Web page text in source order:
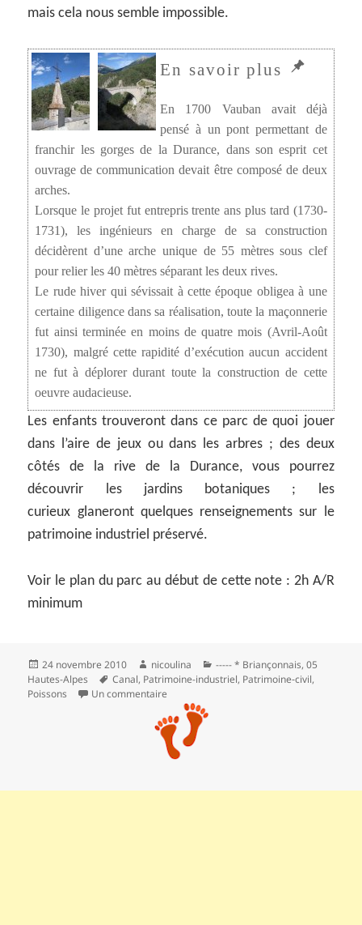
mais cela nous semble impossible.
En 1700 Vauban avait déjà
pensé à un pont permettant de
franchir les gorges de la Durance, dans son esprit cet
ouvrage de communication devait être composé de deux
arches.
Lorsque le projet fut entrepris trente ans plus tard (1730-
1731), les ingénieurs en charge de sa construction
décidèrent d’une arche unique de 55 mètres sous clef
pour relier les 40 mètres séparant les deux rives.
Le rude hiver qui sévissait à cette époque obligea à une
certaine diligence dans sa réalisation, toute la maçonnerie
fut ainsi terminée en moins de quatre mois (Avril-Août
1730), malgré cette rapidité d’exécution aucun accident
ne fut à déplorer durant toute la construction de cette
oeuvre audacieuse.
Les enfants trouveront dans ce parc de quoi jouer
dans l’aire de jeux ou dans les arbres ; des deux
côtés de la rive de la Durance, vous pourrez
découvrir les jardins botaniques ; les
curieux glaneront quelques renseignements sur le
patrimoine industriel préservé.
Voir le plan du parc au début de cette note : 2h A/R
minimum
Publié
le
24 novembre 2010 Auteur
nicoulina Catégories
----- * Briançonnais,05
Hautes-Alpes
Mots-
clés
Canal, Patrimoine-industriel, Patrimoine‑civil,
Poissons
Un commentaire